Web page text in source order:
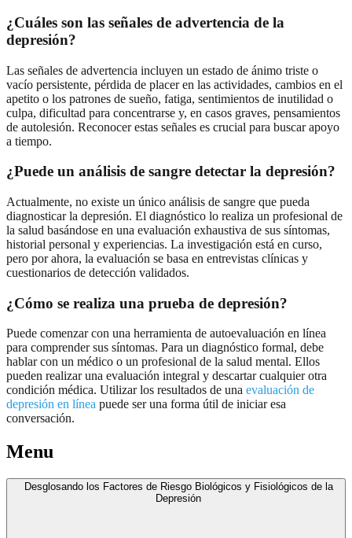
¿Cuáles son las señales de advertencia de la
depresión?
Las señales de advertencia incluyen un estado de ánimo triste o
vacío persistente, pérdida de placer en las actividades, cambios en el
apetito o los patrones de sueño, fatiga, sentimientos de inutilidad o
culpa, dificultad para concentrarse y, en casos graves, pensamientos
de autolesión. Reconocer estas señales es crucial para buscar apoyo
a tiempo.
¿Puede un análisis de sangre detectar la depresión?
Actualmente, no existe un único análisis de sangre que pueda
diagnosticar la depresión. El diagnóstico lo realiza un profesional de
la salud basándose en una evaluación exhaustiva de sus síntomas,
historial personal y experiencias. La investigación está en curso,
pero por ahora, la evaluación se basa en entrevistas clínicas y
cuestionarios de detección validados.
¿Cómo se realiza una prueba de depresión?
Puede comenzar con una herramienta de autoevaluación en línea
para comprender sus síntomas. Para un diagnóstico formal, debe
hablar con un médico o un profesional de la salud mental. Ellos
pueden realizar una evaluación integral y descartar cualquier otra
condición médica. Utilizar los resultados de una evaluación de
depresión en línea puede ser una forma útil de iniciar esa
conversación.
Menu
Desglosando los Factores de Riesgo Biológicos y Fisiológicos de la
Depresión